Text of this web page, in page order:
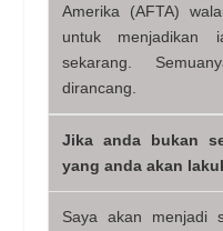
Amerika (AFTA)
untuk menjadikan
sekarang.
dirancang.
Jika anda bukan
yang anda akan
Saya akan menjadi